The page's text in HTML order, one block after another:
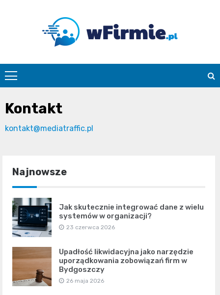
Wfirmie.pl
Kontakt
kontakt@mediatraffic.pl
Najnowsze
Jak skutecznie integrować dane z wielu
systemów w organizacji?
23 czerwca 2026
Upadłość likwidacyjna jako narzędzie
uporządkowania zobowiązań firm w
Bydgoszczy
26 maja 2026